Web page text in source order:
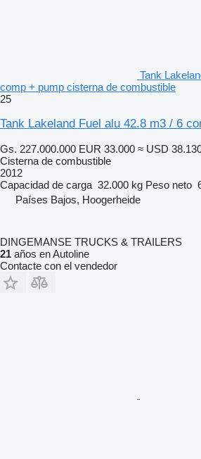
Tank
comp + pump cisterna de combustible
25
Tank Lakeland Fuel alu 42.8 m3 / 6
Gs. 227.000.000 EUR 33.000 ≈ USD
Cisterna de combustible
2012
Capacidad de carga 32.000 kg Peso neto
Países Bajos, Hoogerheide
DINGEMANSE TRUCKS & TRAILERS
21 años en Autoline
Contacte con el vendedor